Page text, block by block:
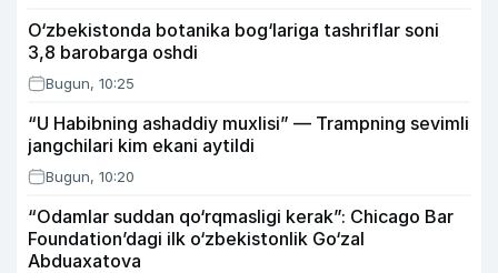
O‘zbekistonda botanika bog‘lariga tashriflar soni
3,8 barobarga oshdi
Bugun, 10:25
“U Habibning ashaddiy muxlisi” — Trampning sevimli
jangchilari kim ekani aytildi
Bugun, 10:20
“Odamlar suddan qo‘rqmasligi kerak”: Chicago Bar
Foundation’dagi ilk o‘zbekistonlik Go‘zal
Abduaxatova